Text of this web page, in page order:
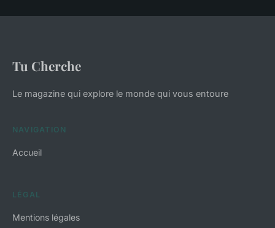
Tu Cherche
Le magazine qui explore le monde qui vous entoure
NAVIGATION
Accueil
LÉGAL
Mentions légales